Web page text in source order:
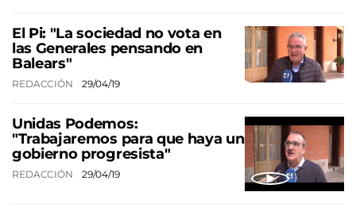
El Pi: "La sociedad no vota en
las Generales pensando en
Balears"
REDACCIÓN 29/04/19
Unidas Podemos:
"Trabajaremos para que haya un
gobierno progresista"
REDACCIÓN 29/04/19